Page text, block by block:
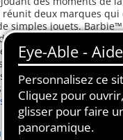
réunit deux marques
simples jouets. Barbie™
une variété infinie
les enfants à être
à leur créativité. Ils
mondes inclusifs à
d´expédition